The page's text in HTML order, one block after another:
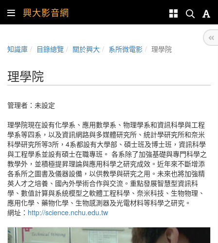
興大影音網
知識庫 目錄總覽 關於興大 系所微電影 理學院
理學院
管理者：未設定
理學院現在設有化學系、應用數學系、物理學系和資訊科學與工程
學系等四系，以及資訊網路與多媒體研究所、統計學研究所和奈米
科學研究所等3所，4系都設有大學部、碩士班及博士班，資訊科學
與工程學系並設有碩士在職專班。 各系除了加強基礎與專門科學之
教學外，並積極提昇理論與應用科學之研究成效。近年來不斷增添
各系所之圖書及儀器設備，以供教學與研究之用。未來也將加強精
英人才之培養、國內外學術合作與交流。重點發展智慧型資訊科
學、數值計算與系統模型之軟體工程科學、奈米科技、生物物理、
應用化學、藥物化學、生物感測器及光電材料等科學之研究。
網址： http://science.nchu.edu.tw